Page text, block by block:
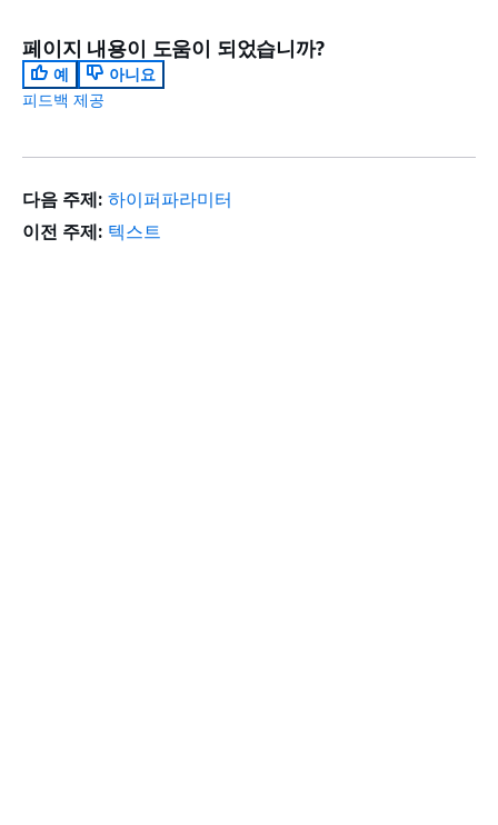
페이지 내용이 도움이 되었습니까?
예
아니요
피드백 제공
다음 주제: 하이퍼파라미터
이전 주제: 텍스트